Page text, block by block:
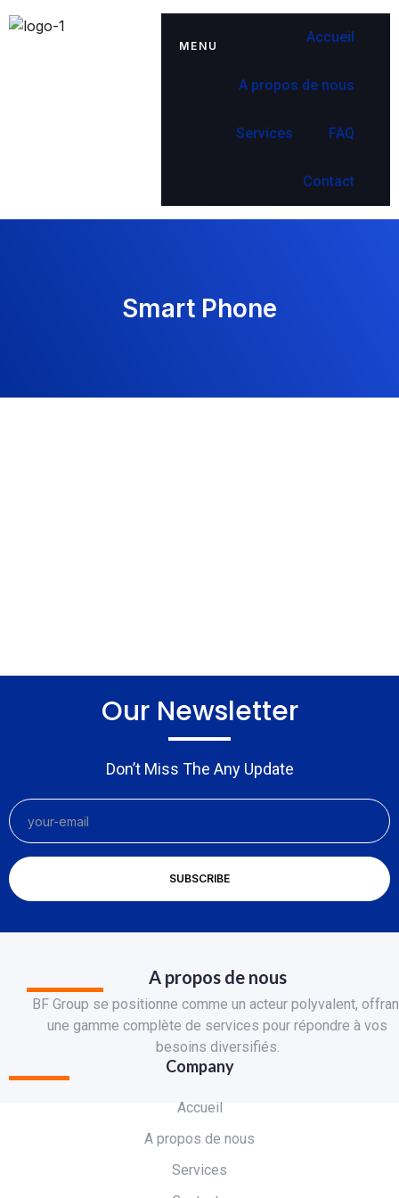
MENU
Accueil
A propos de nous
Services FAQ
Contact
Smart Phone
Our Newsletter
Don’t Miss The Any Update
A propos de nous
BF Group se positionne comme un acteur polyvalent,
une gamme complète de services pour répondre à vos
besoins diversifiés.
Company
Accueil
A propos de nous
Services